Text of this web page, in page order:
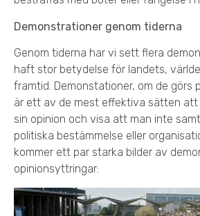
Demonstrationer genom tiderna
Genom tiderna har vi sett flera
haft stor betydelse för landets,
framtid. Demonstationer, om de görs
är ett av de mest effektiva sätten att
sin opinion och visa att man inte
politiska bestämmelse eller
kommer ett par starka bilder av
opinionsyttringar: